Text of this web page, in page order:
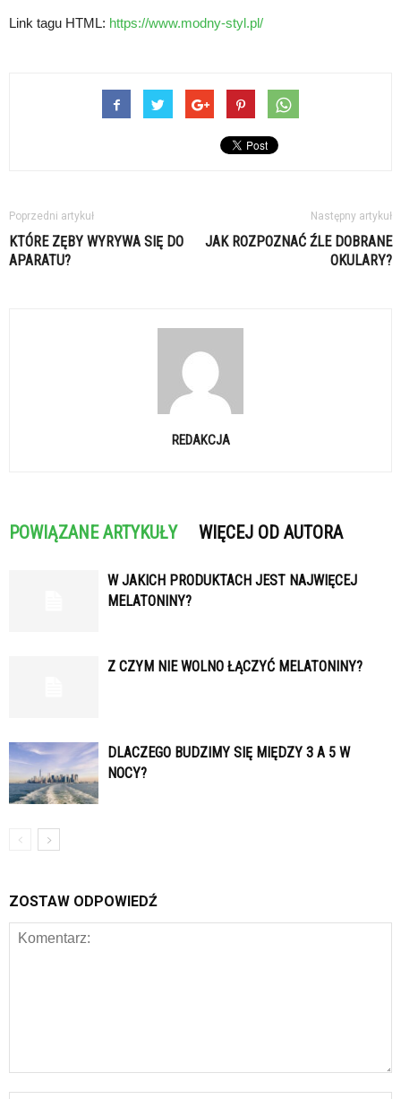
Link tagu HTML: https://www.modny-styl.pl/
Poprzedni artykuł
KTÓRE ZĘBY WYRYWA SIĘ DO
APARATU?
Następny artykuł
JAK ROZPOZNAĆ ŹLE DOBRANE
OKULARY?
REDAKCJA
POWIĄZANE ARTYKUŁY WIĘCEJ OD AUTORA
W JAKICH PRODUKTACH JEST NAJWIĘCEJ
MELATONINY?
Z CZYM NIE WOLNO ŁĄCZYĆ MELATONINY?
DLACZEGO BUDZIMY SIĘ MIĘDZY 3 A 5 W
NOCY?
ZOSTAW ODPOWIEDŹ